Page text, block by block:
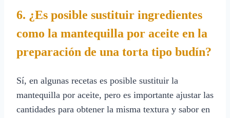
6. ¿Es posible sustituir ingredientes
como la mantequilla por aceite en la
preparación de una torta tipo budín?
Sí, en algunas recetas es posible sustituir la
mantequilla por aceite, pero es importante ajustar las
cantidades para obtener la misma textura y sabor en